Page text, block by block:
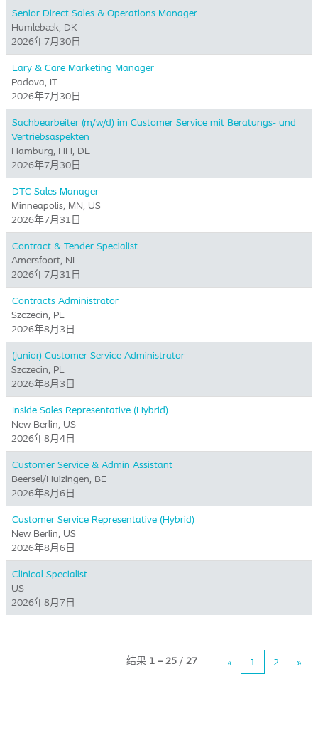
Senior Direct Sales & Operations Manager
Humlebæk, DK
2026年7月30日
Lary & Care Marketing Manager
Padova, IT
2026年7月30日
Sachbearbeiter (m/w/d) im Customer Service mit Beratungs- und
Vertriebsaspekten
Hamburg, HH, DE
2026年7月30日
DTC Sales Manager
Minneapolis, MN, US
2026年7月31日
Contract & Tender Specialist
Amersfoort, NL
2026年7月31日
Contracts Administrator
Szczecin, PL
2026年8月3日
(Junior) Customer Service Administrator
Szczecin, PL
2026年8月3日
Inside Sales Representative (Hybrid) ​
New Berlin, US
2026年8月4日
Customer Service & Admin Assistant
Beersel/Huizingen, BE
2026年8月6日
Customer Service Representative (Hybrid)
New Berlin, US
2026年8月6日
Clinical Specialist
US
2026年8月7日
结果 1 – 25 / 27 « 1 2 »